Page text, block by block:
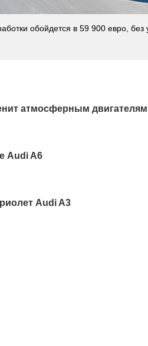
обойдется в 59 900 евро, без
атмосферным двигателям
Audi A6
Audi A3